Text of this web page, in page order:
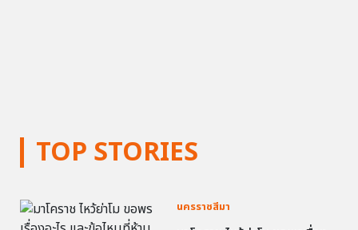
TOP STORIES
นครราชสีมา